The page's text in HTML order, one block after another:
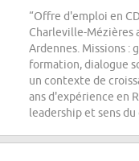
“Offre d'emploi en
Charleville-Mézières
Ardennes. Missions :
formation, dialogue
un contexte de
ans d'expérience en
leadership et sens